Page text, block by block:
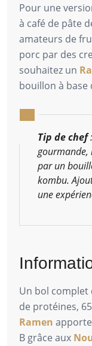
Pour une
à café de pâte
amateurs de
porc par des
souhaitez un
bouillon à base
Tip de chef
gourmande,
par un
kombu.
une
Un bol complet
de protéines,
Ramen
B grâce aux